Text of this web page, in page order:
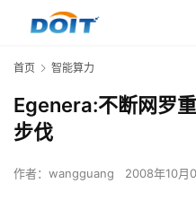
首页 智能算力
Egenera:不断网罗
步伐
作者： wangguang 2008年10月